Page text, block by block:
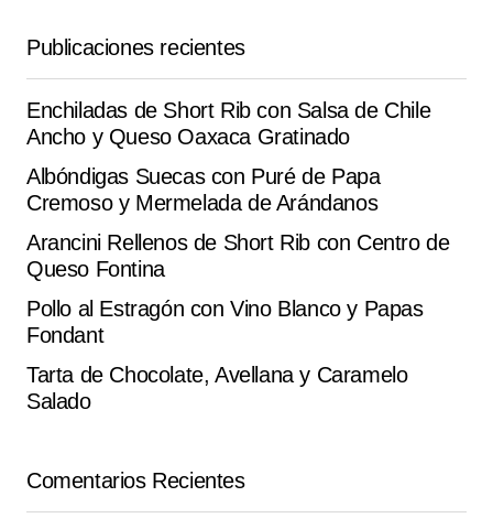
Guerrero’ ❤️. la llevé a una reunión y voló de la mesa.
octubre 11, 2025 at 6:01 pm
Tu dirección de correo electrónico no será
publicada. Los campos obligatorios están
marcados con*
Comment *
Publicaciones recientes
Enchiladas de Short Rib con Salsa de Chile
Ancho y Queso Oaxaca Gratinado
Albóndigas Suecas con Puré de Papa
Cremoso y Mermelada de Arándanos
Arancini Rellenos de Short Rib con Centro de
Queso Fontina
Pollo al Estragón con Vino Blanco y Papas
Fondant
Tarta de Chocolate, Avellana y Caramelo
Salado
Comentarios Recientes